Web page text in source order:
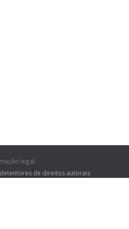
legal
detentores de direitos autorais